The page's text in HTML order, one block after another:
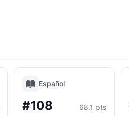
Español
#108 68.1 pts